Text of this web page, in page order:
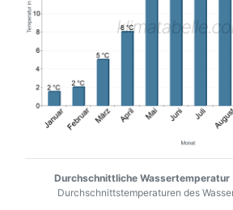
Durchschnittliche Wassertemperatur
Durchschnittstemperaturen des